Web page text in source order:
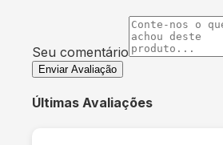
Seu comentário
Enviar Avaliação
Últimas Avaliações